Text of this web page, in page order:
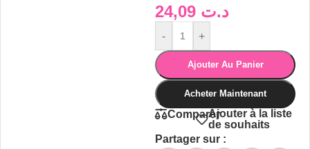
د.ت
- +
Ajouter Au Panier
Acheter Maintenant
ComparerAjouter à la liste
de souhaits
Partager sur :